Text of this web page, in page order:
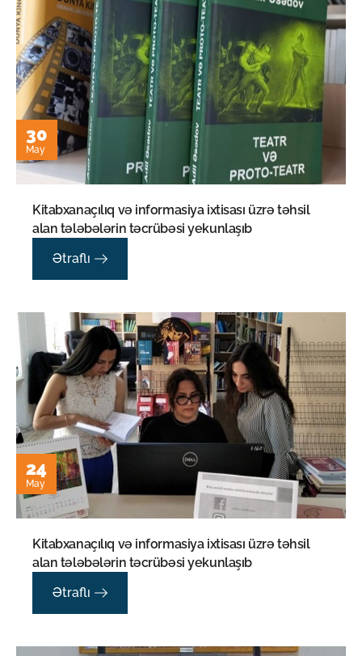
30
May
Kitabxanaçılıq və informasiya ixtisası üzrə təhsil
alan tələbələrin təcrübəsi yekunlaşıb
Ətraflı
24
May
Kitabxanaçılıq və informasiya ixtisası üzrə təhsil
alan tələbələrin təcrübəsi yekunlaşıb
Ətraflı